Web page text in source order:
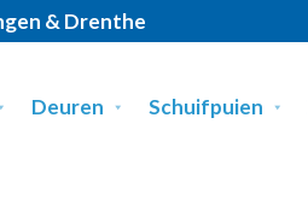
& Drenthe
Deuren Schuifpuien